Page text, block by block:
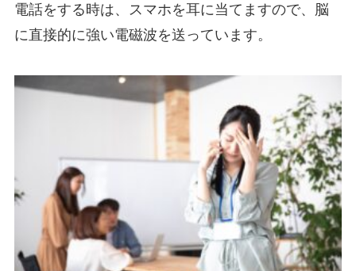
電話をする時は、スマホを耳に当てますので、脳
に直接的に強い電磁波を送っています。